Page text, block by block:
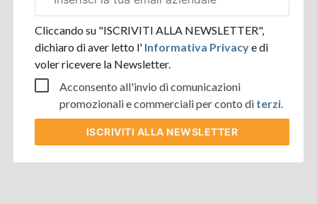
aziendale
Cliccando su "ISCRIVITI ALLA NEWSLETTER",
dichiaro di aver letto l' Informativa Privacye di
voler ricevere la Newsletter.
Acconsento all'invio di comunicazioni
promozionali e commerciali per conto di terzi
ISCRIVITI ALLA NEWSLETTER